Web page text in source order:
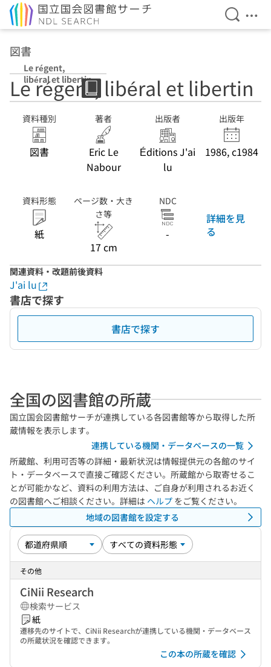
検索を
メ
図書
Le régent,
libéral et libertin
Le régent, libéral et libertin
資料種別
図書
著者
Eric Le
Nabour
出版者
Éditions J'ai
lu
出版年
1986, c1984
資料形態
紙
ページ数・大き
さ等
17 cm
NDC
-
詳細を見
る
関連資料・改題前後資料
J'ai lu
書店で探す
書店で探す
全国の図書館の所蔵
国立国会図書館サーチが連携している各図書館等から取得した所
蔵情報を表示します。
連携している機関・データベースの一覧
所蔵館、利用可否等の詳細・最新状況は情報提供元の各館のサイ
ト・データベースで直接ご確認ください。所蔵館から取寄せるこ
とが可能かなど、資料の利用方法は、ご自身が利用されるお近く
の図書館へご相談ください。詳細は ヘルプ をご覧ください。
地域の図書館を設定する
その他
CiNii Research
検索サービス
紙
遷移先のサイトで、CiNii Researchが連携している機関・データベース
の所蔵状況を確認できます。
この本の所蔵を確認